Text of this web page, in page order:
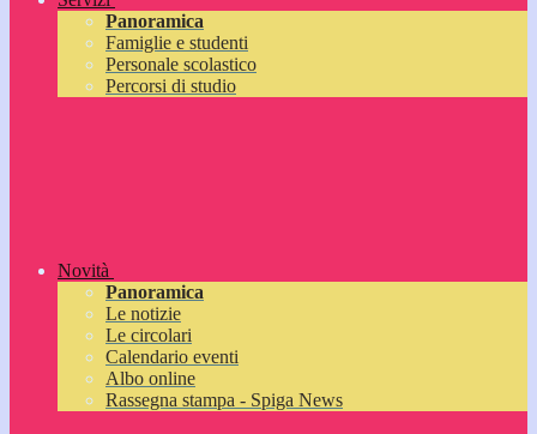
Panoramica
Famiglie e studenti
Personale scolastico
Percorsi di studio
Novità
Panoramica
Le notizie
Le circolari
Calendario eventi
Albo online
Rassegna stampa - Spiga News